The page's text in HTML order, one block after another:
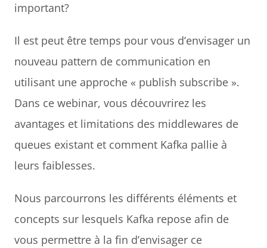
important?
Il est peut être temps pour vous d’envisager un
nouveau pattern de communication en
utilisant une approche « publish subscribe ».
Dans ce webinar, vous découvrirez les
avantages et limitations des middlewares de
queues existant et comment Kafka pallie à
leurs faiblesses.
Nous parcourrons les différents éléments et
concepts sur lesquels Kafka repose afin de
vous permettre à la fin d’envisager ce